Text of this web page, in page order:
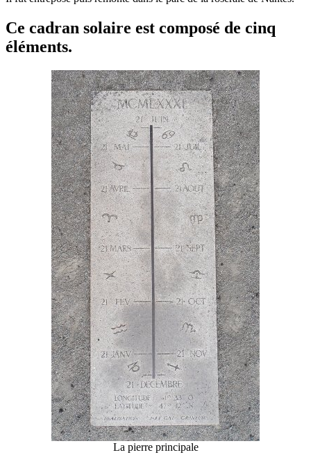
Ce cadran solaire est composé de cinq
éléments.
La pierre principale